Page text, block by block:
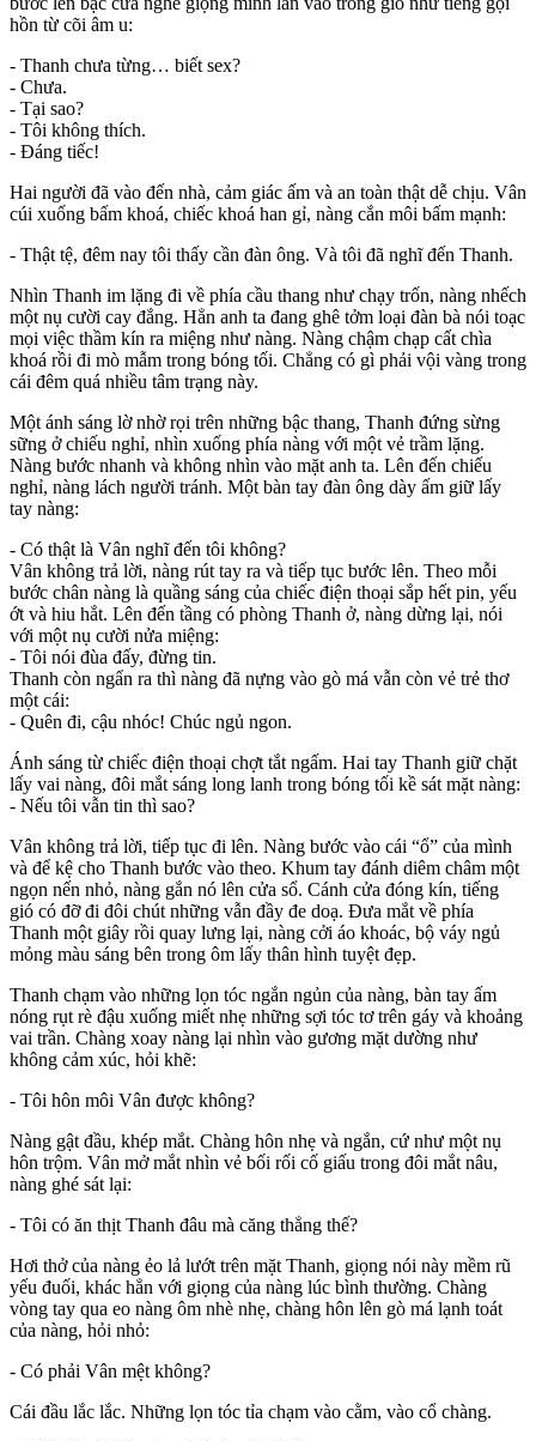
hồn từ cõi âm u:
- Thanh chưa từng… biết se‌ּx?
- Chưa.
- Tại sao?
- Tôi không thích.
- Đáng tiếc!
Hai người đã vào đến nhà, cảm giác ấm và an toàn thật dễ chịu. Vân
cúi xuống bấm khoá, chiếc khoá han gỉ, nàng cắn môi bấm mạnh:
- Thật tệ, đêm nay tôi thấy cần đàn ông. Và tôi đã nghĩ đến Thanh.
Nhìn Thanh im lặng đi về phía cầu thang như chạy trốn, nàng nhếch
một nụ cười cay đắng. Hẳn anh ta đang ghê tởm loại đàn bà nói toạc
mọi việc thầm kín ra miệng như nàng. Nàng chậm chạp cất chìa
khoá rồi đi mò mẫm trong bóng tối. Chẳng có gì phải vội vàng trong
cái đêm quá nhiều tâm trạng này.
Một ánh sáng lờ nhờ rọi trên những bậc thang, Thanh đứng sừng
sững ở chiếu nghỉ, nhìn xuống phía nàng với một vẻ trầm lặng.
Nàng bước nhanh và không nhìn vào mặt anh ta. Lên đến chiếu
nghỉ, nàng lách người tránh. Một bàn tay đàn ông dày ấm giữ lấy
tay nàng:
- Có thật là Vân nghĩ đến tôi không?
Vân không trả lời, nàng rút tay ra và tiếp tục bước lên. Theo mỗi
bước chân nàng là quầng sáng của chiếc điện thoại sắp hết pin, yếu
ớt và hiu hắt. Lên đến tầng có phòng Thanh ở, nàng dừng lại, nói
với một nụ cười nửa miệng:
- Tôi nói đùa đấy, đừng tin.
Thanh còn ngẩn ra thì nàng đã nựng vào gò má vẫn còn vẻ trẻ thơ
một cái:
- Quên đi, cậu nhóc! Chúc ngủ ngon.
Ánh sáng từ chiếc điện thoại chợt tắt ngấm. Hai tay Thanh giữ chặt
lấy vai nàng, đôi mắt sáng long lanh trong bóng tối kề sát mặt nàng:
- Nếu tôi vẫn tin thì sao?
Vân không trả lời, tiếp tục đi lên. Nàng bước vào cái “ổ” của mình
và để kệ cho Thanh bước vào theo. Khum tay đánh diêm châm một
ngọn nến nhỏ, nàng gắn nó lên cửa sổ. Cánh cửa đóng kín, tiếng
gió có đỡ đi đôi chút những vẫn đầy đe doạ. Đưa mắt về phía
Thanh một giây rồi quay lưng lại, nàng cởi áo khoác, bộ váy ngủ
mỏng màu sáng bên trong ôm lấy thâ‌n hìn‌h tuyệt đẹp.
Thanh chạm vào những lọn tóc ngắn ngủn của nàng, bàn tay ấm
nóng rụt rè đậu xuống miết nhẹ những sợi tóc tơ trên gáy và khoảng
vai trần. Chàng xoay nàng lại nhìn vào gương mặt dường như
không cảm xúc, hỏi khẽ:
- Tôi hôn môi Vân được không?
Nàng gật đầu, khép mắt. Chàng hôn nhẹ và ngắn, cứ như một nụ
hôn trộm. Vân mở mắt nhìn vẻ bối rối cố giấu trong đôi mắt nâu,
nàng ghé sát lại:
- Tôi có ăn thịt Thanh đâu mà căng thẳng thế?
Hơi thở của nàng ẻo lả lướt trên mặt Thanh, giọng nói này mềm rũ
yếu đuối, khác hẳn với giọng của nàng lúc bình thường. Chàng
vòng tay qua eo nàng ôm nhè nhẹ, chàng hôn lên gò má lạnh toát
của nàng, hỏi nhỏ:
- Có phải Vân mệt không?
Cái đầu lắc lắc. Những lọn tóc tỉa chạm vào cằm, vào cổ chàng.